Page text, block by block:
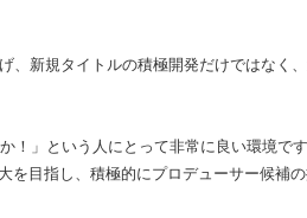
、新規タイトルの積極開発だけではなく
！」という人にとって非常に良い環境です
目指し、積極的にプロデューサー候補の